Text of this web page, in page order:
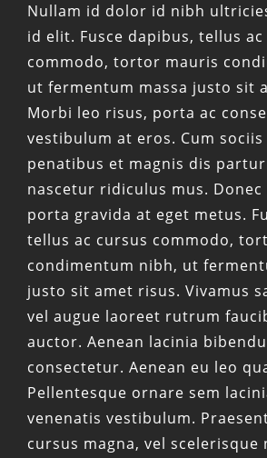
Nullam id dolor id nibh
id elit. Fusce dapibus, tellus ac
commodo, tortor mauris
ut fermentum massa justo sit
Morbi leo risus, porta ac
vestibulum at eros. Cum
penatibus et magnis dis
nascetur ridiculus mus.
porta gravida at eget metus.
tellus ac cursus commodo,
condimentum nibh, ut
justo sit amet risus. Vivamus
vel augue laoreet rutrum
auctor. Aenean lacinia
consectetur. Aenean eu leo
Pellentesque ornare sem
venenatis vestibulum.
cursus magna, vel scelerisque